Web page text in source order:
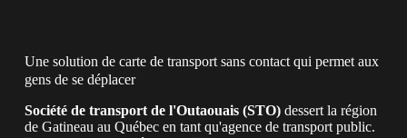
Une solution de carte de transport sans contact qui permet aux
gens de se déplacer
Société de transport de l'Outaouais (STO)dessert la région
de Gatineau au Québec en tant qu'agence de transport public.